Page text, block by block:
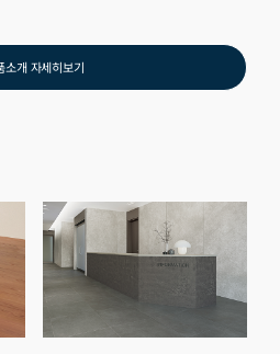
소개 자세히보기